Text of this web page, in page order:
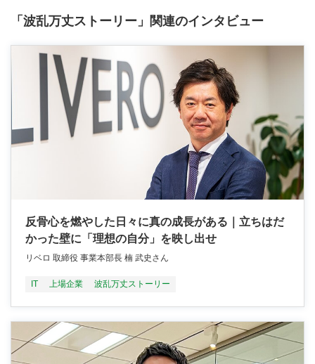
「波乱万丈ストーリー」関連のインタビュー
反骨心を燃やした日々に真の成長がある｜立ちはだ
かった壁に「理想の自分」を映し出せ
リベロ 取締役 事業本部長 楠 武史さん
IT 上場企業 波乱万丈ストーリー